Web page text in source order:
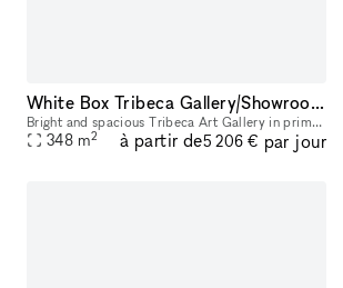
White Box Tribeca Gallery/Showroom/Event Space
Bright and spacious Tribeca Art Gallery in prime location, with easy access to all Canal Street subway stations. Ground floor entrance with stairs 3,750 sq ft 20 ft wide 12 ft ceilings Gallery wal
348 m2 à partir de5 206 € par jour